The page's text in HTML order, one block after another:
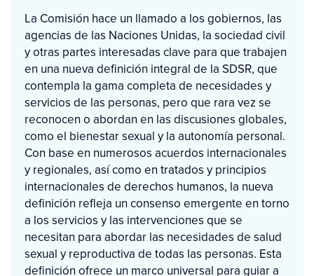
La Comisión hace un llamado a los gobiernos, las
agencias de las Naciones Unidas, la sociedad civil
y otras partes interesadas clave para que trabajen
en una nueva definición integral de la SDSR, que
contempla la gama completa de necesidades y
servicios de las personas, pero que rara vez se
reconocen o abordan en las discusiones globales,
como el bienestar sexual y la autonomía personal.
Con base en numerosos acuerdos internacionales
y regionales, así como en tratados y principios
internacionales de derechos humanos, la nueva
definición refleja un consenso emergente en torno
a los servicios y las intervenciones que se
necesitan para abordar las necesidades de salud
sexual y reproductiva de todas las personas. Esta
definición ofrece un marco universal para guiar a